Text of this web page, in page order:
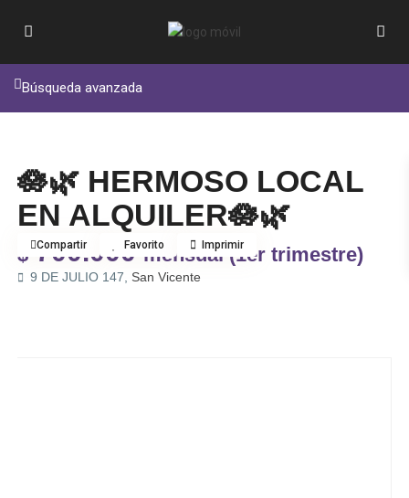
Búsqueda avanzada
🪷🌿 HERMOSO LOCAL
EN ALQUILER🪷🌿
$700.000mensual (1er trimestre)
9 DE JULIO 147, San Vicente
Compartir Favorito Imprimir